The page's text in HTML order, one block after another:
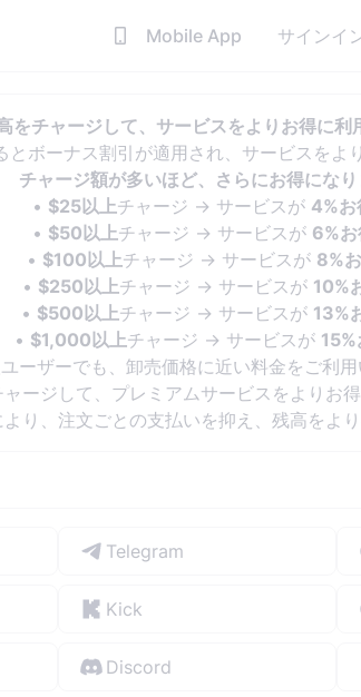
Mobile App サインイ
をチャージして、サービスをよりお得に利
とボーナス割引が適用され、サービスをよ
チャージ額が多いほど、さらにお得になり
• $25以上チャージ → サービスが 4%お
• $50以上チャージ → サービスが 6%お
• $100以上チャージ → サービスが 8%
• $250以上チャージ → サービスが 10%
• $500以上チャージ → サービスが 13%
• $1,000以上チャージ → サービスが
ユーザーでも、卸売価格に近い料金をご利用
ージして、プレミアムサービスをよりお
り、注文ごとの支払いを抑え、残高をより
Telegram
Kick
Discord